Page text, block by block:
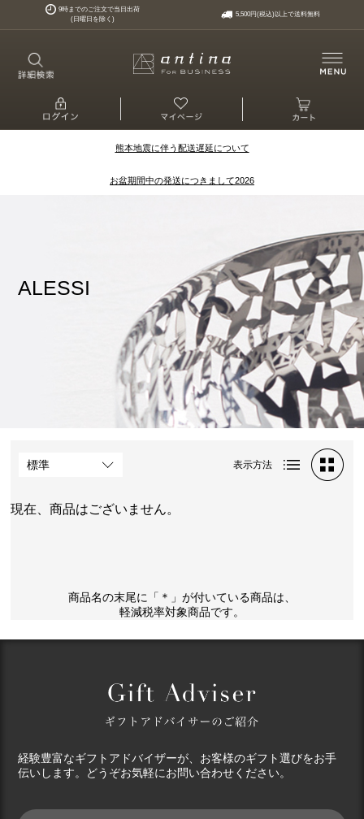
9時までのご注文で当日出荷
(日曜日を除く)
5,500円(税込)以上で送料無料
熊本地震に伴う配送遅延について
お盆期間中の発送につきまして2026
ALESSI
表示方法
現在、商品はございません。
商品名の末尾に「＊」が付いている商品は、
軽減税率対象商品です。
経験豊富なギフトアドバイザーが、お客様のギフト選びをお手
伝いします。どうぞお気軽にお問い合わせください。